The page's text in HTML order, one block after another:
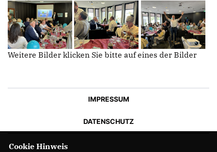
Weitere Bilder klicken Sie bitte auf eines der Bilder
IMPRESSUM
DATENSCHUTZ
Cookie Hinweis